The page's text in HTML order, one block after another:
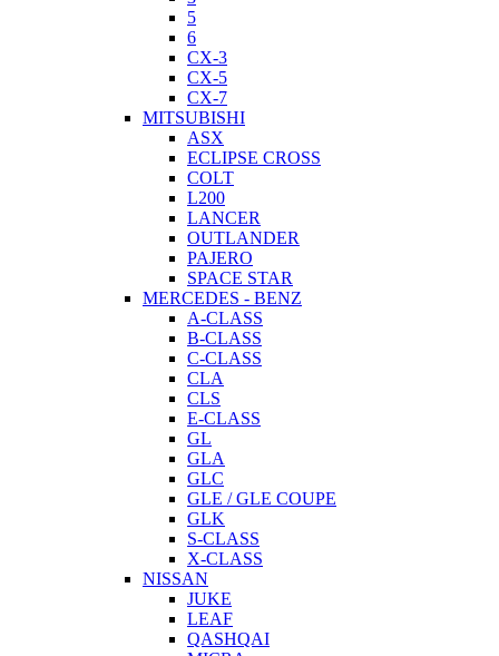
5
6
CX-3
CX-5
CX-7
MITSUBISHI
ASX
ECLIPSE CROSS
COLT
L200
LANCER
OUTLANDER
PAJERO
SPACE STAR
MERCEDES - BENZ
A-CLASS
B-CLASS
C-CLASS
CLA
CLS
E-CLASS
GL
GLA
GLC
GLE / GLE COUPE
GLK
S-CLASS
X-CLASS
NISSAN
JUKE
LEAF
QASHQAI